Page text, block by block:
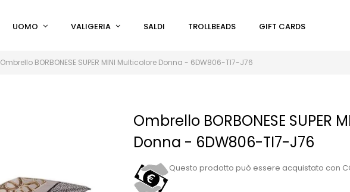
UOMO VALIGERIA SALDI TROLLBEADS GIFT CARDS
Ombrello BORBONESE SUPER MINI Multicolore Donna - 6DW806-TI7-J76
Ombrello BORBONESE SUPER
Donna - 6DW806-TI7-J76
Questo prodotto può essere acquistato con